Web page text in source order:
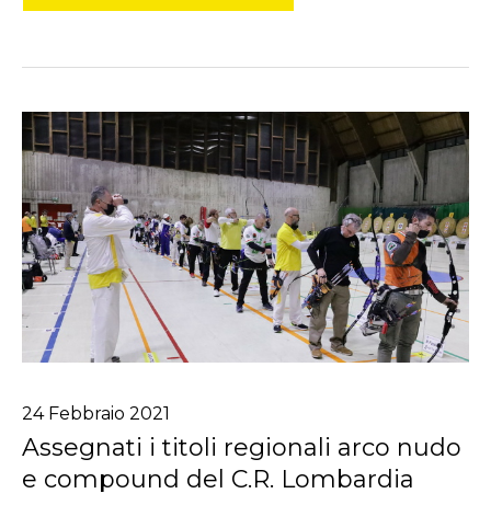
24 Febbraio 2021
Assegnati i titoli regionali arco nudo
e compound del C.R. Lombardia